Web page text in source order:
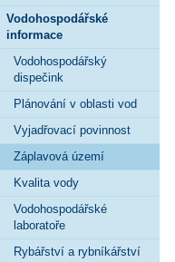
Vodohospodářské
informace
Vodohospodářský
dispečink
Plánování v oblasti vod
Vyjadřovací povinnost
Záplavová území
Kvalita vody
Vodohospodářské
laboratoře
Rybářství a rybníkářství